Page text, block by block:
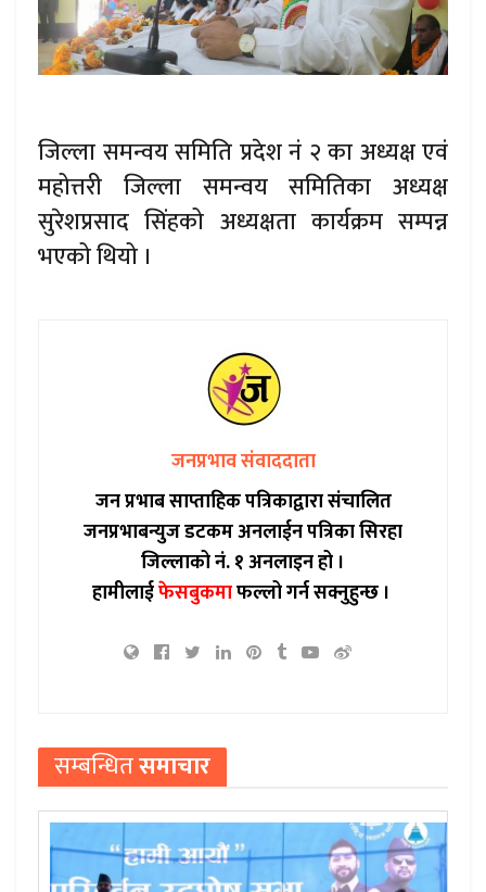
जिल्ला समन्वय समिति प्रदेश नं २ का अध्यक्ष एवं
महोत्तरी जिल्ला समन्वय समितिका अध्यक्ष
सुरेशप्रसाद सिंहको अध्यक्षता कार्यक्रम सम्पन्न
भएको थियो ।
जनप्रभाव संवाददाता
जन प्रभाब साप्ताहिक पत्रिकाद्वारा संचालित
जनप्रभाबन्युज डटकम अनलाईन पत्रिका सिरहा
जिल्लाको नं. १ अनलाइन हो ।
हामीलाईफेसबुकमाफल्लो गर्न सक्नुहुन्छ ।
सम्बन्धितसमाचार